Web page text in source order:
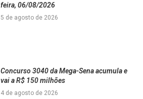
feira, 06/08/2026
5 de agosto de 2026
Concurso 3040 da Mega-Sena acumula e
vai a R$ 150 milhões
4 de agosto de 2026